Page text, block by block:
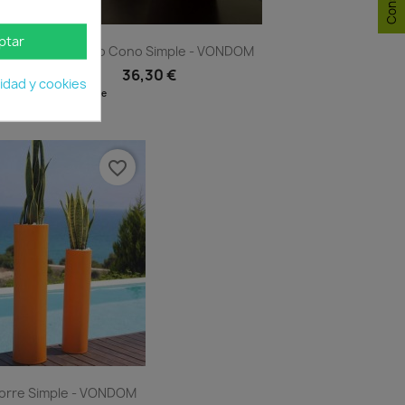
Macetero Cono Simple - VONDOM
36,30 €
Disponible

Simple - VONDOM
favorite_border
y cookies